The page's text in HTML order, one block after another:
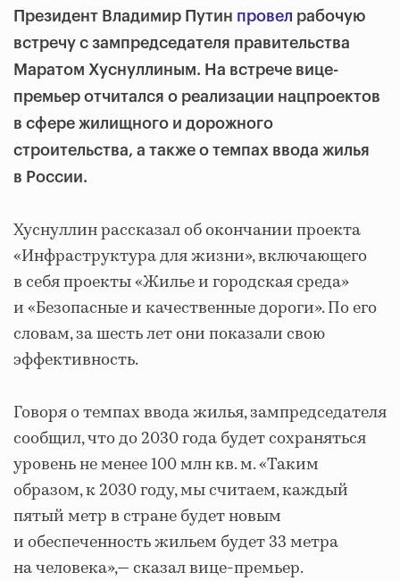
Президент Владимир Путин провел рабочую
встречу с зампредседателя правительства
Маратом Хуснуллиным. На встрече вице-
премьер отчитался о реализации нацпроектов
в сфере жилищного и дорожного
строительства, а также о темпах ввода жилья
в России.
Хуснуллин рассказал об окончании проекта
«Инфраструктура для жизни», включающего
в себя проекты «Жилье и городская среда»
и «Безопасные и качественные дороги». По его
словам, за шесть лет они показали свою
эффективность.
Говоря о темпах ввода жилья, зампредседателя
сообщил, что до 2030 года будет сохраняться
уровень не менее 100 млн кв. м. «Таким
образом, к 2030 году, мы считаем, каждый
пятый метр в стране будет новым
и обеспеченность жильем будет 33 метра
на человека»,— сказал вице-премьер.